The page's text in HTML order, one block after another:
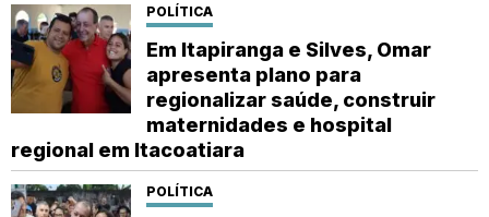
POLÍTICA
Em Itapiranga e Silves, Omar
apresenta plano para
regionalizar saúde, construir
maternidades e hospital
regional em Itacoatiara
POLÍTICA